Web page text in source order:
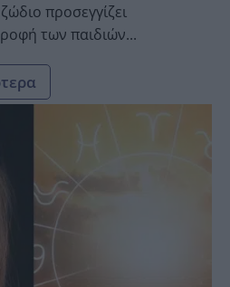
προσεγγίζει
των παιδιών...